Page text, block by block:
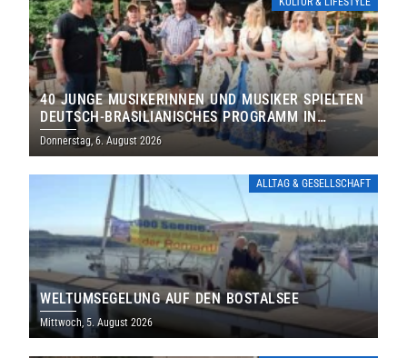
40 JUNGE MUSIKERINNEN UND MUSIKER SPIELTEN
DEUTSCH-BRASILIANISCHES PROGRAMM IN
THOLEY
Donnerstag, 6. August 2026
ALLTAG & GESELLSCHAFT
WELTUMSEGELUNG AUF DEN BOSTALSEE
Mittwoch, 5. August 2026